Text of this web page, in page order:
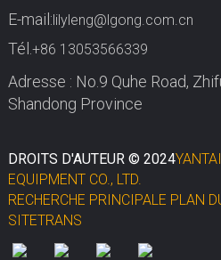
E-mail:lilyleng@lgong.com.cn
Tél. +86 13053566339
Adresse : No.9 Quhe Road,
Shandong Province
DROITS D'AUTEUR © 2024
EQUIPMENT CO., LTD.
RECHERCHE PRINCIPALE PLAN
SITETRANS